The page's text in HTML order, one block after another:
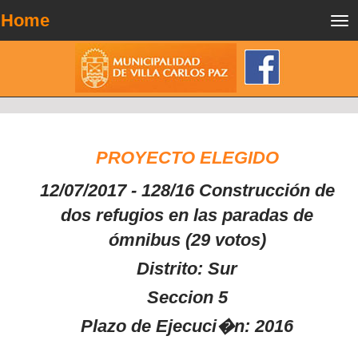
Home
PROYECTO ELEGIDO
12/07/2017 - 128/16 Construcción de
dos refugios en las paradas de
ómnibus (29 votos)
Distrito: Sur
Seccion 5
Plazo de Ejecuci�n: 2016